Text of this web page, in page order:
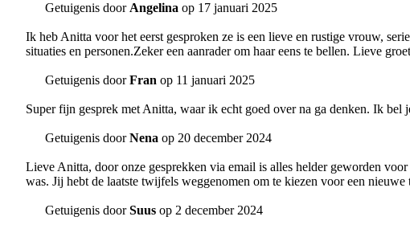
Getuigenis door Angelina op 17 januari 2025
Ik heb Anitta voor het eerst gesproken ze is een lieve en rustige vrouw,
situaties en personen.Zeker een aanrader om haar eens te bellen. Lieve
Getuigenis doorFran op 11 januari 2025
Super fijn gesprek met Anitta, waar ik echt goed over na ga denken. Ik
Getuigenis doorNena op 20 december 2024
Lieve Anitta, door onze gesprekken via email is alles helder geworden
was. Jij hebt de laatste twijfels weggenomen om te kiezen voor een
Getuigenis doorSuus op 2 december 2024